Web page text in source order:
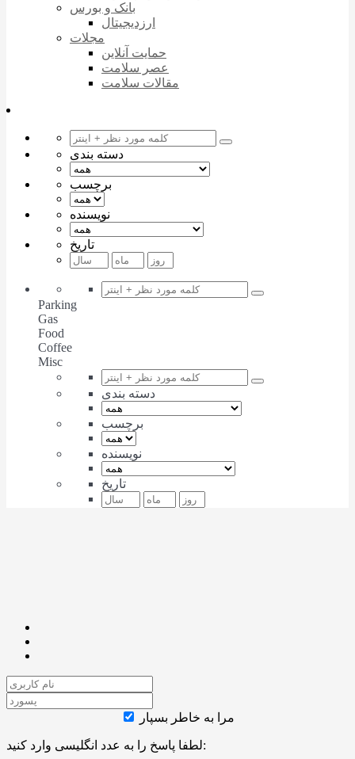
بانک و بورس
ارزدیجیتال
مجلات
حمایت آنلاین
عصر سلامت
مقالات سلامت
دسته بندی
برچسب
نویسنده
تاریخ
Parking
Gas
Food
Coffee
Misc
دسته بندی
برچسب
نویسنده
تاریخ
مرا به خاطر بسپار
لطفا پاسخ را به عدد انگلیسی وارد کنید: